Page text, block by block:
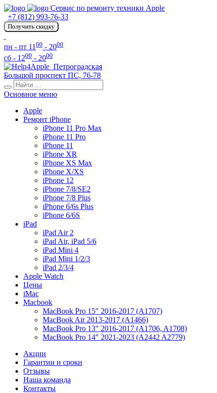
Сервис по ремонту техники Apple
+7 (812) 993-76-33
Получить скидку
пн - пт 11 00 - 2000
сб - 1200 - 2000
Петроградская
Большой проспект ПС, 76-78
Основное меню
Apple
Ремонт iPhone
iPhone 11 Pro Max
iPhone 11 Pro
iPhone 11
iPhone XR
iPhone XS Max
iPhone X/XS
iPhone 12
iPhone 7/8/SE2
iPhone 7/8 Plus
iPhone 6/6s Plus
iPhone 6/6S
iPad
iPad Air 2
iPad Air, iPad 5/6
iPad Mini 4
iPad Mini 1/2/3
iPad 2/3/4
Apple Watch
Цены
iMac
Macbook
MacBook Pro 15″ 2016-2017 (A1707)
MacBook Air 2013-2017 (A1466)
MacBook Pro 13″ 2016-2017 (A1706, A1708)
MacBook Pro 14″ 2021-2023 (A2442 A2779)
Акции
Гарантии и сроки
Отзывы
Наша команда
Контакты